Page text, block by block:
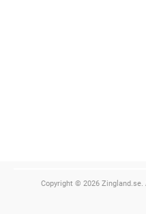
Copyright © 2026